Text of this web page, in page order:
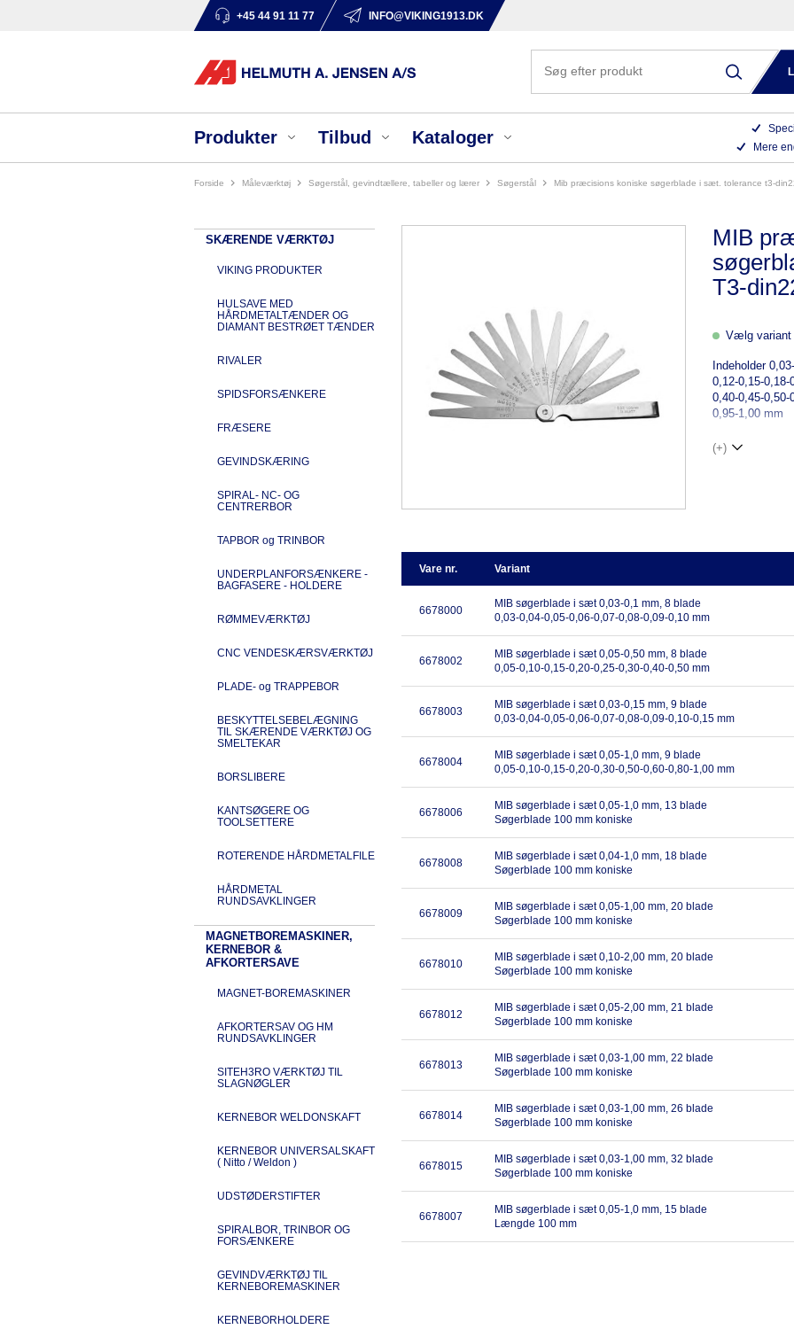
+45 44 91 11 77 INFO@VIKING1913.DK
Produkter Tilbud Kataloger
Mere
Forside måleværktøj søgerstål, gevindtællere, tabeller og lærer søgerstål mib præcisions koniske søgerblade i sæt. tolerance t3-
SKÆRENDE VÆRKTØJ
VIKING PRODUKTER
HULSAVE MED
HÅRDMETALTÆNDER OG
DIAMANT BESTRØET TÆNDER
RIVALER
SPIDSFORSÆNKERE
FRÆSERE
GEVINDSKÆRING
SPIRAL- NC- OG
CENTRERBOR
TAPBOR og TRINBOR
UNDERPLANFORSÆNKERE -
BAGFASERE - HOLDERE
RØMMEVÆRKTØJ
CNC VENDESKÆRSVÆRKTØJ
PLADE- og TRAPPEBOR
BESKYTTELSEBELÆGNING
TIL SKÆRENDE VÆRKTØJ OG
SMELTEKAR
BORSLIBERE
KANTSØGERE OG
TOOLSETTERE
ROTERENDE HÅRDMETALFILE
HÅRDMETAL
RUNDSAVKLINGER
MAGNETBOREMASKINER,
KERNEBOR &
AFKORTERSAVE
MAGNET-BOREMASKINER
AFKORTERSAV OG HM
RUNDSAVKLINGER
SITEH3RO VÆRKTØJ TIL
SLAGNØGLER
KERNEBOR WELDONSKAFT
KERNEBOR UNIVERSALSKAFT
( Nitto / Weldon )
UDSTØDERSTIFTER
SPIRALBOR, TRINBOR OG
FORSÆNKERE
GEVINDVÆRKTØJ TIL
KERNEBOREMASKINER
KERNEBORHOLDERE
MIB
T3-
Vælg variant
Indeholder
0,12-0,15-0,18-
0,40-0,45-0,50-
0,95-1,00 mm
(+)
Vare nr. Variant
6678000
MIB søgerblade i sæt 0,03-0,1 mm, 8 blade
0,03-0,04-0,05-0,06-0,07-0,08-0,09-0,10 mm
6678002
MIB søgerblade i sæt 0,05-0,50 mm, 8 blade
0,05-0,10-0,15-0,20-0,25-0,30-0,40-0,50 mm
6678003
MIB søgerblade i sæt 0,03-0,15 mm, 9 blade
0,03-0,04-0,05-0,06-0,07-0,08-0,09-0,10-0,15 mm
6678004
MIB søgerblade i sæt 0,05-1,0 mm, 9 blade
0,05-0,10-0,15-0,20-0,30-0,50-0,60-0,80-1,00 mm
6678006
MIB søgerblade i sæt 0,05-1,0 mm, 13 blade
Søgerblade 100 mm koniske
6678008
MIB søgerblade i sæt 0,04-1,0 mm, 18 blade
Søgerblade 100 mm koniske
6678009
MIB søgerblade i sæt 0,05-1,00 mm, 20 blade
Søgerblade 100 mm koniske
6678010
MIB søgerblade i sæt 0,10-2,00 mm, 20 blade
Søgerblade 100 mm koniske
6678012
MIB søgerblade i sæt 0,05-2,00 mm, 21 blade
Søgerblade 100 mm koniske
6678013
MIB søgerblade i sæt 0,03-1,00 mm, 22 blade
Søgerblade 100 mm koniske
6678014
MIB søgerblade i sæt 0,03-1,00 mm, 26 blade
Søgerblade 100 mm koniske
6678015
MIB søgerblade i sæt 0,03-1,00 mm, 32 blade
Søgerblade 100 mm koniske
6678007
MIB søgerblade i sæt 0,05-1,0 mm, 15 blade
Længde 100 mm